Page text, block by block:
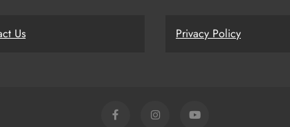
Us Privacy Policy